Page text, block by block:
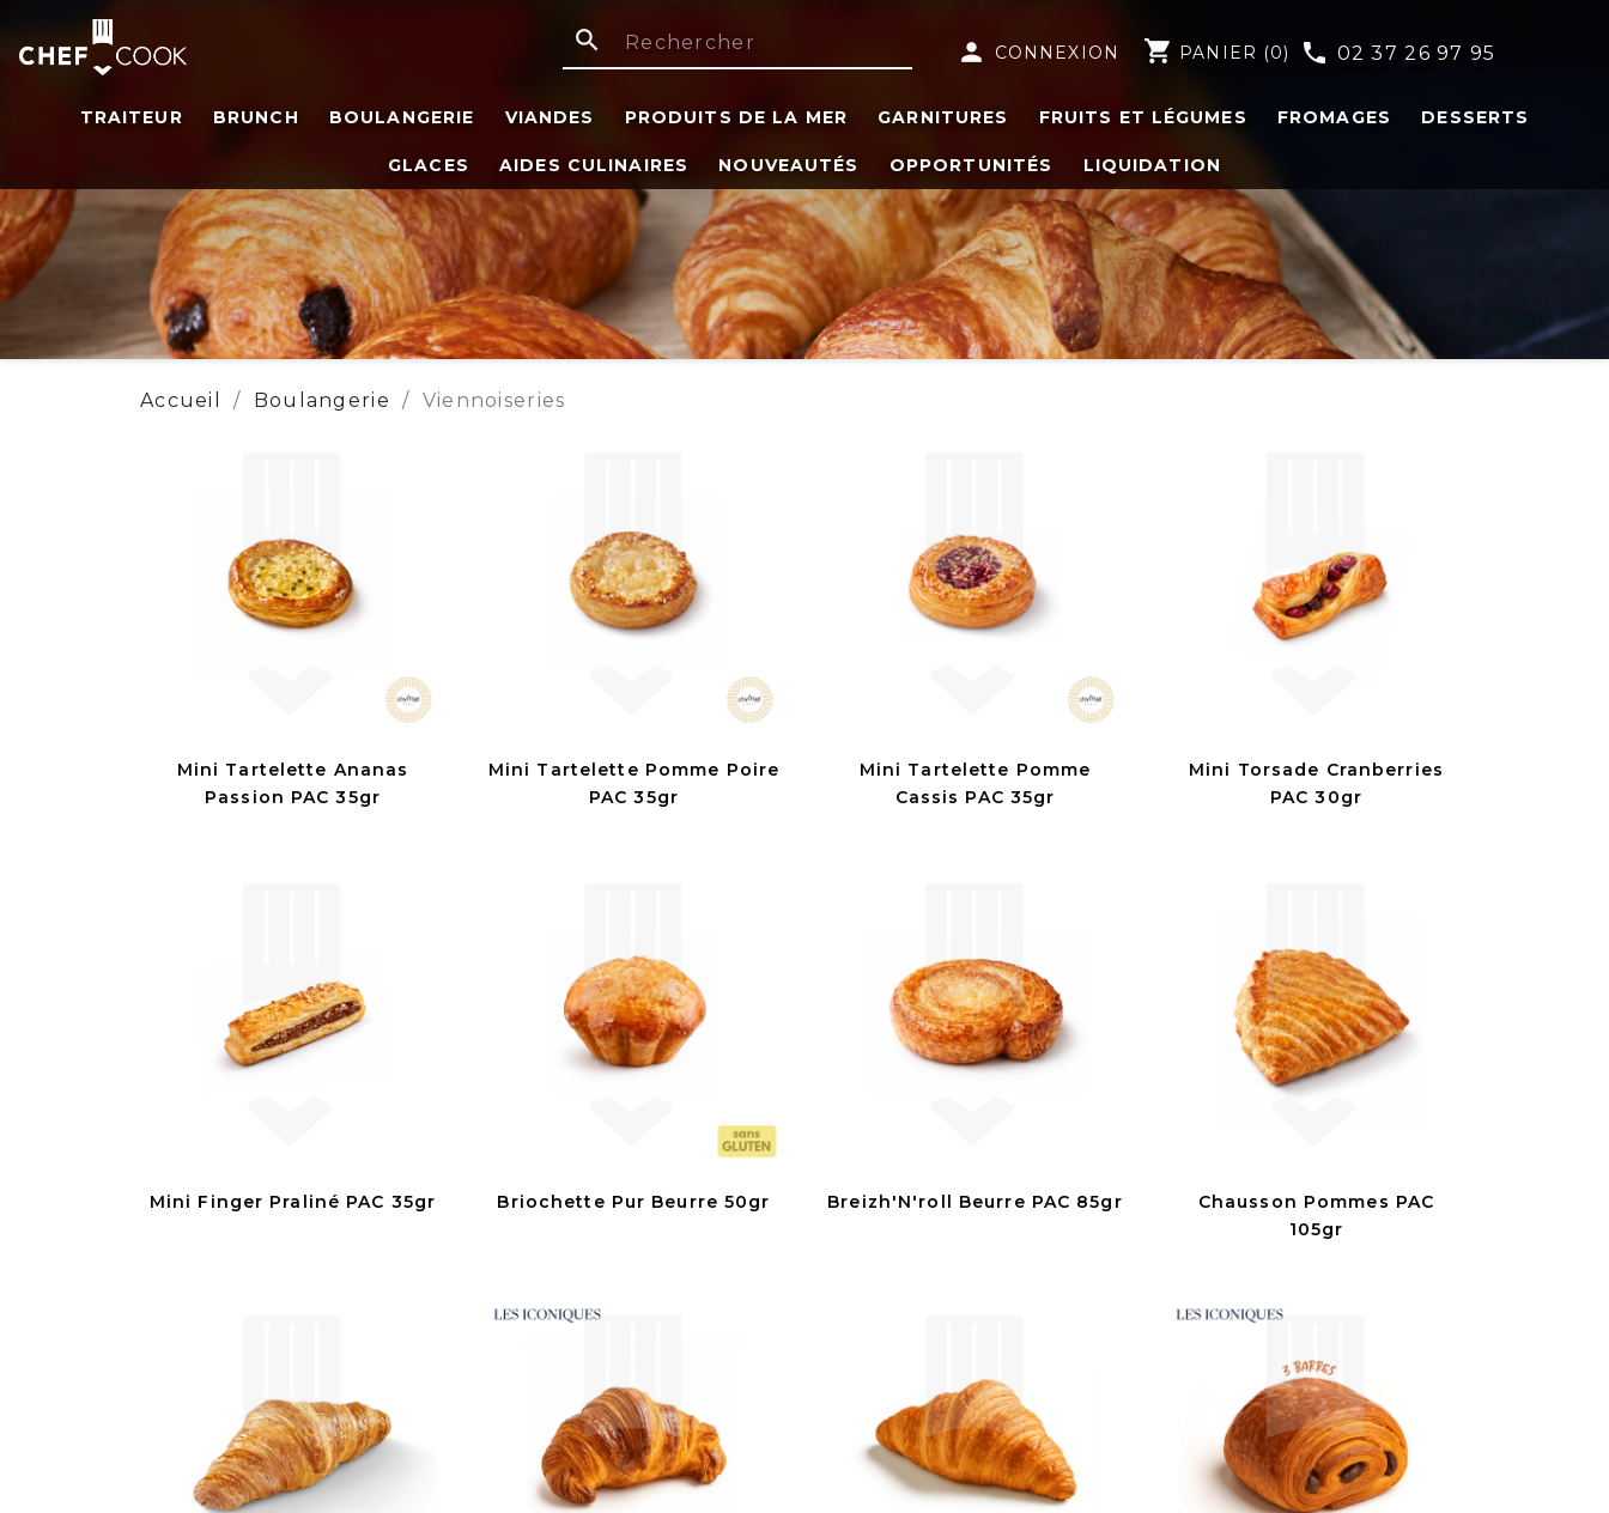
search person CONNEXION shopping_cart PANIER (0) phone 02 37 26 97 95
TRAITEUR BRUNCH BOULANGERIE VIANDES PRODUITS DE LA MER GARNITURES FRUITS ET LÉGUMES FROMAGES DESSERTS
GLACES AIDES CULINAIRES NOUVEAUTÉS OPPORTUNITÉS LIQUIDATION
Accueil Boulangerie Viennoiseries
Mini Tartelette Ananas
Passion PAC 35gr
Mini Tartelette Pomme Poire
PAC 35gr
Mini Tartelette Pomme
Cassis PAC 35gr
Mini Torsade Cranberries
PAC 30gr
Mini Finger Praliné PAC 35gr Briochette Pur Beurre 50gr Breizh'N'roll Beurre PAC 85gr
Chausson Pommes PAC
105gr